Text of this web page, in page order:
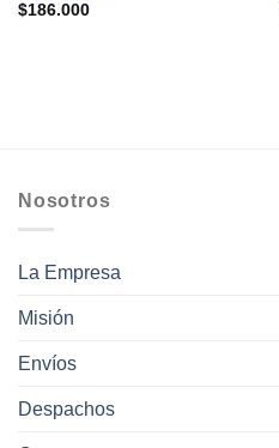
$186.000
Nosotros
La Empresa
Misión
Envíos
Despachos